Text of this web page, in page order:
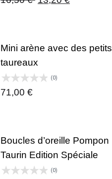
Mini arène avec des petits
taureaux
(0)
71,00 €
Boucles d’oreille Pompon
Taurin Edition Spéciale
(0)